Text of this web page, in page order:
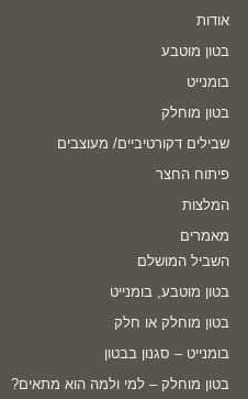
אודות
בטון מוטבע
בומנייט
בטון מוחלק
שבילים דקורטיביים/ מעוצבים
פיתוח החצר
המלצות
מאמרים
השביל המושלם
בטון מוטבע, בומנייט
בטון מוחלק או חלק
בומנייט – סגנון בבטון
בטון מוחלק – למי ולמה הוא מתאים?